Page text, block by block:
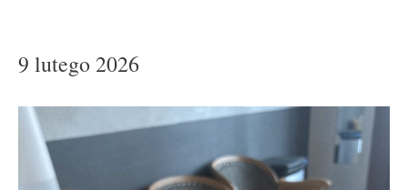
9 lutego 2026